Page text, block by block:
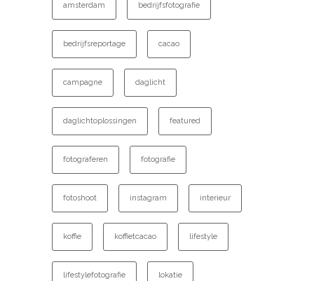
amsterdam bedrijfsfotografie
bedrijfsreportage cacao
campagne daglicht
daglichtoplossingen featured
fotograferen fotografie
fotoshoot instagram interieur
koffie koffietcacao lifestyle
lifestylefotografie lokatie